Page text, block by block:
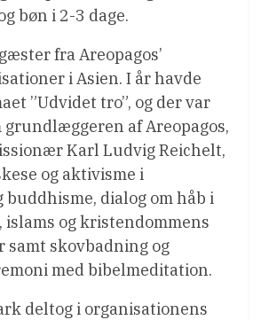
bøn i 2-3 dage.
fra Areopagos’
i Asien. I år havde
”Udvidet tro”, og der var
grundlæggeren af Areopagos,
Karl Ludvig Reichelt,
og aktivisme i
dialog om håb i
og kristendommens
skovbadning og
med bibelmeditation.
deltog i organisationens